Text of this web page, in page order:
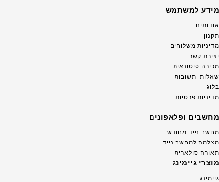
מידע למשתמש
אודותינו
תקנון
מדיניות משלוחים
יצירת קשר
מכירה סיטונאית
שאלות ותשובות
בלוג
מדיניות פרטיות
מחשבים ופלאפונים
מחשב נייד מחודש
מצלמה למחשב נייד
תאורה סולארית
מוצרי גיימינג
גיימינג